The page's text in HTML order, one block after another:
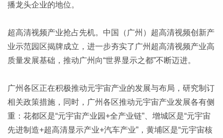
播龙头企业的地位。
超高清视频产业抢占先机。中国（广州）超高清视频创新产
业示范园区揭牌成立，进一步夯实了广州超高清视频产业高
质量发展基础，推动广州向“世界显示之都”不断迈进。
广州各区正在积极推动元宇宙产业的发展与布局，研究制订
相关政策措施，同时，广州各区推动元宇宙产业发展各有侧
重：花都区是“元宇宙产业园+全产业链”、增城区是“元宇宙
先进制造+超高清显示产业+汽车产业”，黄埔区是“元宇宙核